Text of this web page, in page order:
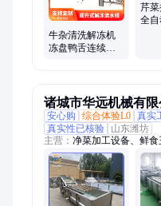
牛杂清洗解冻机
冻盘鸭舌连续式
芹
全自
诸城市华远机械有限
安心购
综合体验L0 真实
真实性已核验
山东潍坊
主营： 净菜加工设备、鲜
线、不锈钢解冻设备、果